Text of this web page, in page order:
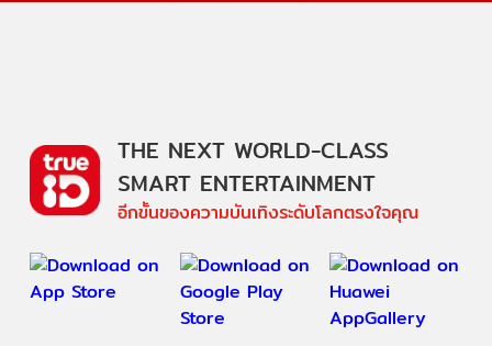
THE NEXT WORLD-CLASS
SMART ENTERTAINMENT
อีกขั้นของความบันเทิงระดับโลกตรงใจคุณ